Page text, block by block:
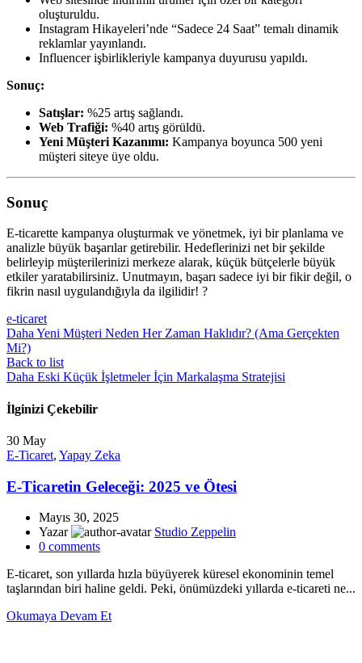
oluşturuldu.
Instagram Hikayeleri’nde “Sadece 24 Saat” temalı dinamik
reklamlar yayınlandı.
Influencer işbirlikleriyle kampanya duyurusu yapıldı.
Sonuç:
Satışlar: %25 artış sağlandı.
Web Trafiği: %40 artış görüldü.
Yeni Müşteri Kazanımı: Kampanya boyunca 500 yeni
müşteri siteye üye oldu.
Sonuç
E-ticarette kampanya oluşturmak ve yönetmek, iyi bir planlama ve
analizle büyük başarılar getirebilir. Hedeflerinizi net bir şekilde
belirleyip müşterilerinizi merkeze alarak, küçük bütçelerle büyük
etkiler yaratabilirsiniz. Unutmayın, başarı sadece iyi bir fikir değil, o
fikrin nasıl uygulandığıyla da ilgilidir! ?
e-ticaret
Daha Yeni Müşteri Neden Her Zaman Haklıdır? (Ama Gerçekten
Mi?)
Back to list
Daha Eski Küçük İşletmeler İçin Markalaşma Stratejisi
İlginizi Çekebilir
30 May
E-Ticaret, Yapay Zeka
E-Ticaretin Geleceği: 2025 ve Ötesi
Mayıs 30, 2025
Yazar
Studio Zeppelin
0 comments
E-ticaret, son yıllarda hızla büyüyerek küresel ekonominin temel
taşlarından biri haline geldi. Peki, önümüzdeki yıllarda e-ticareti ne...
Okumaya Devam Et